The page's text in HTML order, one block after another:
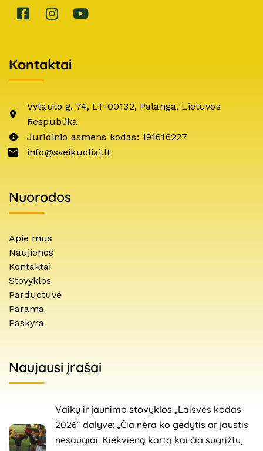
Kontaktai
Vytauto g. 74, LT-00132, Palanga, Lietuvos
Respublika
Juridinio asmens kodas: 191616227
info@sveikuoliai.lt
Nuorodos
Apie mus
Naujienos
Kontaktai
Stovyklos
Parduotuvė
Parama
Paskyra
Naujausi įrašai
Vaikų ir jaunimo stovyklos „Laisvės kodas
2026“ dalyvė: „Čia nėra ko gėdytis ar jaustis
nesaugiai. Kiekvieną kartą kai čia sugrįžtu,